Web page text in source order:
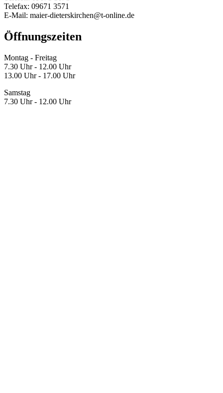
Telefax: 09671 3571
E-Mail: maier-dieterskirchen@t-online.de
Öffnungszeiten
Montag - Freitag
7.30 Uhr - 12.00 Uhr
13.00 Uhr - 17.00 Uhr
Samstag
7.30 Uhr - 12.00 Uhr